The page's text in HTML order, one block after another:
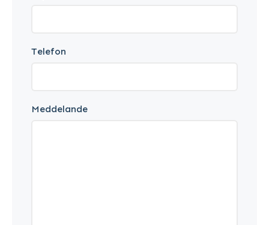
Telefon
Meddelande